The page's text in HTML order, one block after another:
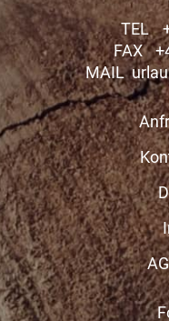
TEL
FAX
MAIL